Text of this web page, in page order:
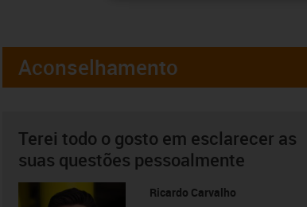
Aconselhamento
Terei todo o gosto em esclarecer as
suas questões pessoalmente
Ricardo Carvalho